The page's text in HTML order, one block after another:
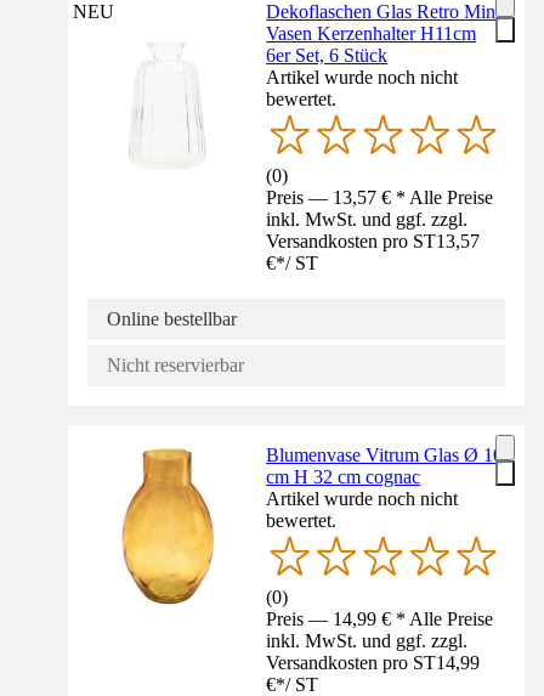
NEU
Dekoflaschen Glas Retro Mini
Vasen Kerzenhalter H11cm
6er Set, 6 Stück
Artikel wurde noch nicht
bewertet.
(0)
Preis — 13,57 € * Alle Preise
inkl. MwSt. und ggf. zzgl.
Versandkosten pro ST13,57
€*/ ST
Online bestellbar
Nicht reservierbar
Blumenvase Vitrum Glas Ø 10
cm H 32 cm cognac
Artikel wurde noch nicht
bewertet.
(0)
Preis — 14,99 € * Alle Preise
inkl. MwSt. und ggf. zzgl.
Versandkosten pro ST14,99
€*/ ST